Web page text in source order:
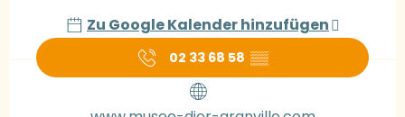
Zu Google Kalender hinzufügen
02 33 68 58 ▒▒